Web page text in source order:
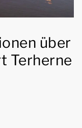
über
Terherne